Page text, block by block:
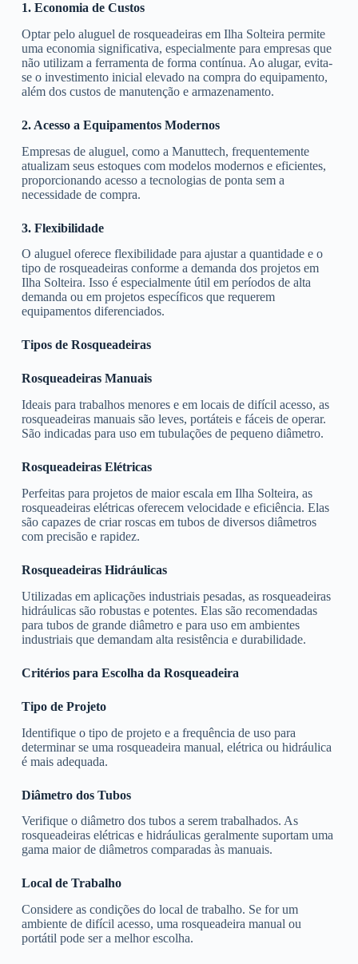
1. Economia de Custos
Optar pelo aluguel de rosqueadeiras em Ilha Solteira permite
uma economia significativa, especialmente para empresas que
não utilizam a ferramenta de forma contínua. Ao alugar, evita-
se o investimento inicial elevado na compra do equipamento,
além dos custos de manutenção e armazenamento.
2. Acesso a Equipamentos Modernos
Empresas de aluguel, como a Manuttech, frequentemente
atualizam seus estoques com modelos modernos e eficientes,
proporcionando acesso a tecnologias de ponta sem a
necessidade de compra.
3. Flexibilidade
O aluguel oferece flexibilidade para ajustar a quantidade e o
tipo de rosqueadeiras conforme a demanda dos projetos em
Ilha Solteira. Isso é especialmente útil em períodos de alta
demanda ou em projetos específicos que requerem
equipamentos diferenciados.
Tipos de Rosqueadeiras
Rosqueadeiras Manuais
Ideais para trabalhos menores e em locais de difícil acesso, as
rosqueadeiras manuais são leves, portáteis e fáceis de operar.
São indicadas para uso em tubulações de pequeno diâmetro.
Rosqueadeiras Elétricas
Perfeitas para projetos de maior escala em Ilha Solteira, as
rosqueadeiras elétricas oferecem velocidade e eficiência. Elas
são capazes de criar roscas em tubos de diversos diâmetros
com precisão e rapidez.
Rosqueadeiras Hidráulicas
Utilizadas em aplicações industriais pesadas, as rosqueadeiras
hidráulicas são robustas e potentes. Elas são recomendadas
para tubos de grande diâmetro e para uso em ambientes
industriais que demandam alta resistência e durabilidade.
Critérios para Escolha da Rosqueadeira
Tipo de Projeto
Identifique o tipo de projeto e a frequência de uso para
determinar se uma rosqueadeira manual, elétrica ou hidráulica
é mais adequada.
Diâmetro dos Tubos
Verifique o diâmetro dos tubos a serem trabalhados. As
rosqueadeiras elétricas e hidráulicas geralmente suportam uma
gama maior de diâmetros comparadas às manuais.
Local de Trabalho
Considere as condições do local de trabalho. Se for um
ambiente de difícil acesso, uma rosqueadeira manual ou
portátil pode ser a melhor escolha.